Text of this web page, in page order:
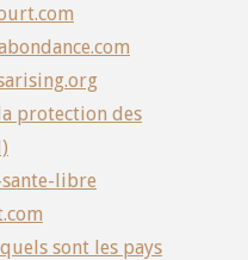
protection des
libre
sont les pays